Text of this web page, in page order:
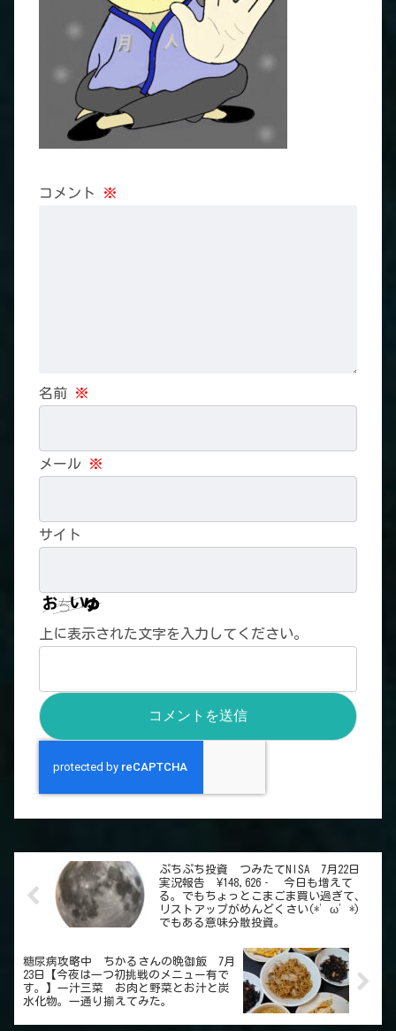
コメント ※
名前 ※
メール ※
サイト
上に表示された文字を入力してください。
ぷちぷち投資 つみたてNISA 7月22日
実況報告 ¥148,626‐ 今日も増えて
る。でもちょっとこまごま買い過ぎて、
リストアップがめんどくさい(*’ω’*)
でもある意味分散投資。
糖尿病攻略中 ちかるさんの晩御飯 7月
23日【今夜は一つ初挑戦のメニュー有で
す。】一汁三菜 お肉と野菜とお汁と炭
水化物。一通り揃えてみた。